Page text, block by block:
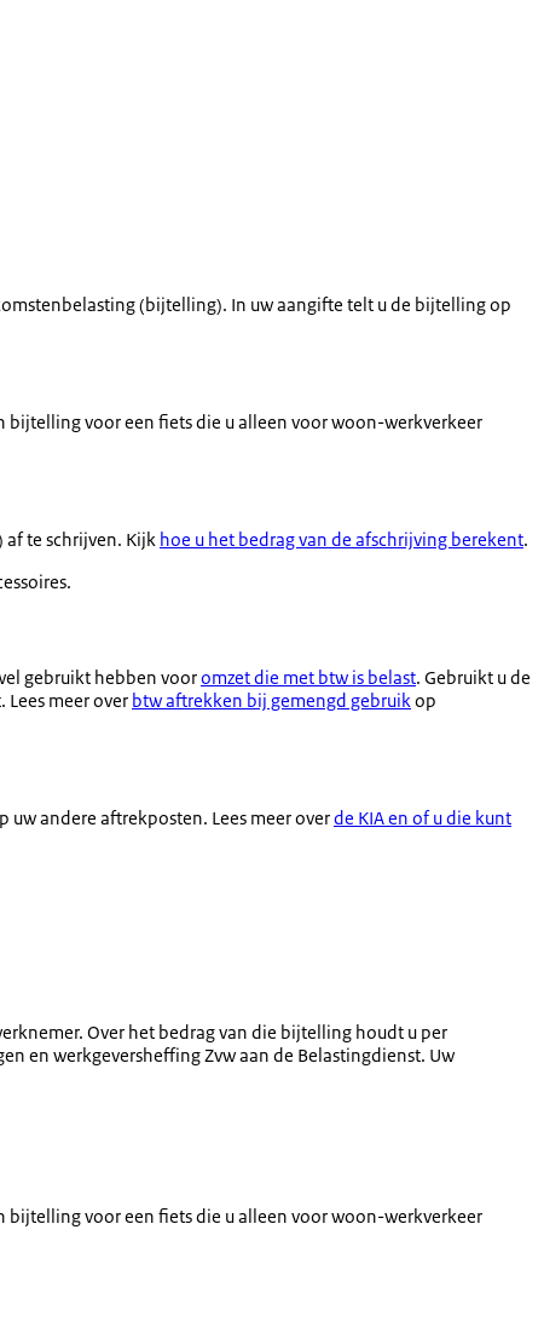
(bijtelling). In uw aangifte telt u de bijtelling op
bijtelling voor een fiets die u alleen voor woon-werkverkeer
af te schrijven. Kijk hoe u het bedrag van de afschrijving berekent.
gebruikt hebben vooromzet die met btw is belast. Gebruikt u de
meer over btw aftrekken bij gemengd gebruikop
uw andere aftrekposten. Lees meer overde KIA en of u die kunt
Over het bedrag van die bijtelling houdt u per
en werkgeversheffing Zvw aan de Belastingdienst. Uw
bijtelling voor een fiets die u alleen voor woon-werkverkeer